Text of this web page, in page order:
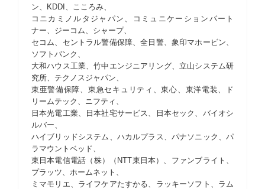
ン、KDDI、こころみ、
コニカミノルタジャパン、コミュニケーションパート
ナー、ジーコム、シャープ、
セコム、セントラル警備保障、全日警、象印マホービン、
ソフトバンク、
大和ハウス工業、竹中エンジニアリング、立山システム研
究所、テクノスジャパン、
東亜警備保障、東急セキュリティ、東心、東洋電装、ド
リームテック、ニフティ、
日本光電工業、日本社宅サービス、日本セック、バイオシ
ルバー、
ハイブリッドシステム、ハカルプラス、パナソニック、パ
ラマウントベッド、
東日本電信電話（株）（NTT東日本）、ファンブライト、
プラッツ、ホームネット、
ミマモリエ、ライフケアたすかる、ラッキーソフト、ラム